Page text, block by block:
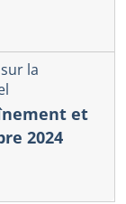
la
et
2024